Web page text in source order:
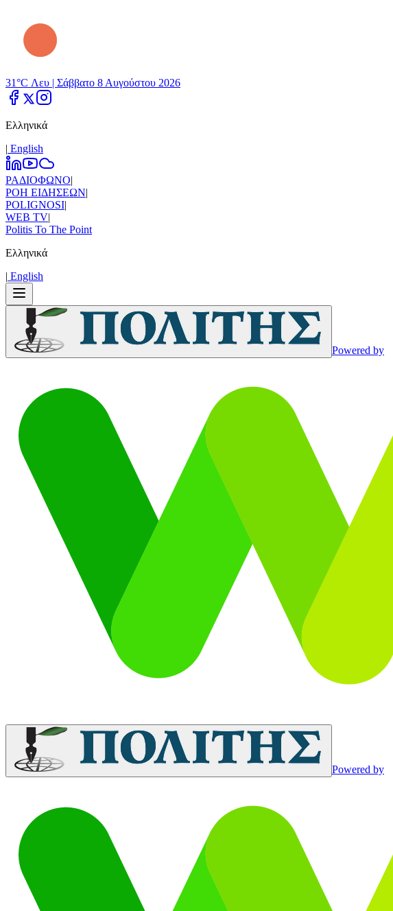
31°C Λευ | Σάββατο 8 Αυγούστου 2026
Ελληνικά
| Εnglish
ΡΑΔΙΟΦΩΝΟ|
ΡΟΗ ΕΙΔΗΣΕΩΝ|
POLIGNOSI|
WEB TV|
Politis To The Point
Ελληνικά
| Εnglish
Powered by
Powered by